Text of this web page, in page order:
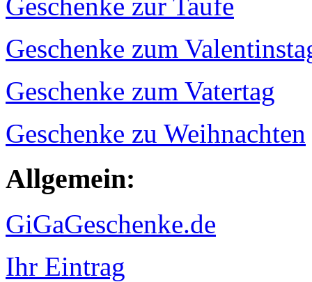
Geschenke zur Taufe
Geschenke zum
Geschenke zum Vatertag
Geschenke zu Weihnachten
Allgemein:
GiGaGeschenke.de
Ihr Eintrag